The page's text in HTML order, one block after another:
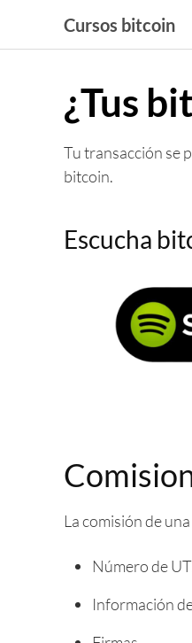
contenido
Cursos bitcoin
¿Tus
Tu transacción se
bitcoin.
Escucha
La comisión de
Número de
Información